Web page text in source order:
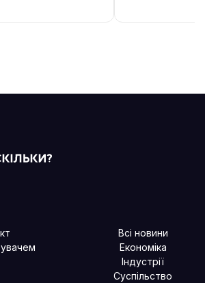
Всі новини
Економіка
Індустрії
Суспільство